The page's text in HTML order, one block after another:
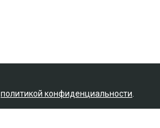
политикой конфиденциальности